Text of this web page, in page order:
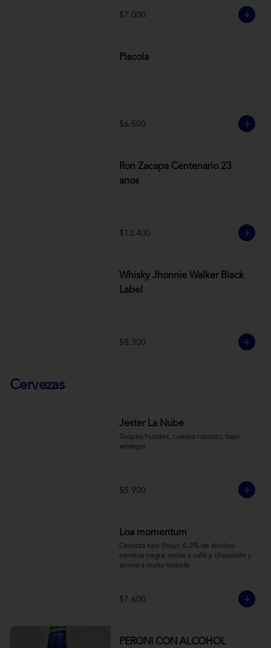
$7.000
Piscola
$6.500
Ron Zacapa Centenario 23
anos
$13.400
Whisky Jhonnie Walker Black
Label
$8.300
Cervezas
Jester La Nube
Toques frutales, cuerpo robusto, bajo
amargor
$5.900
Loa momentum
Cerveza tipo Stout. 6.0% de alcohol.
cerveza negra, notas a café y chocolate y
aroma a malta tostada
$7.600
PERONI CON ALCOHOL